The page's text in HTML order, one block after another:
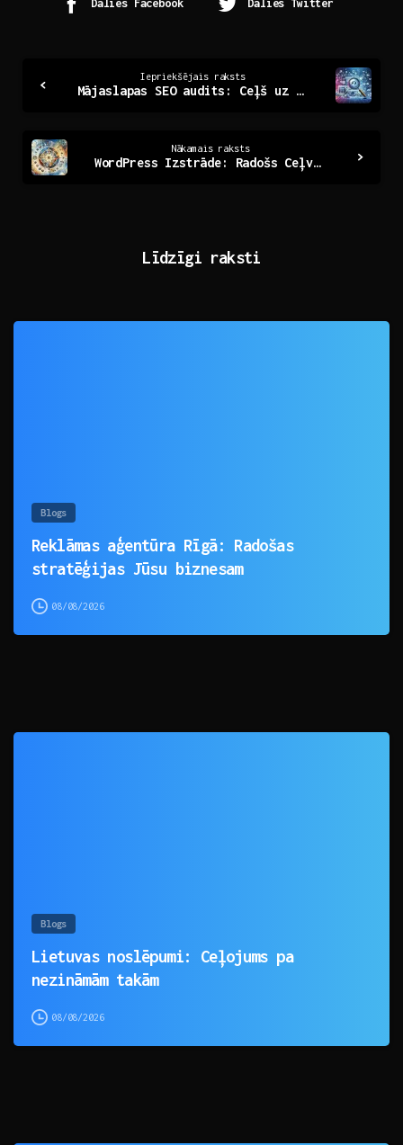
Dalies Facebook Dalies Twitter
Reading
Iepriekšējais raksts
Mājaslapas SEO audits: Ceļš uz digitālo redzamību
Nākamais raksts
WordPress Izstrāde: Radošs Ceļvedis Mūsdienu Tīmeklim
Līdzīgi raksti
Blogs
Reklāmas aģentūra Rīgā: Radošas
stratēģijas Jūsu biznesam
08/08/2026
Blogs
Lietuvas noslēpumi: Ceļojums pa
nezināmām takām
08/08/2026